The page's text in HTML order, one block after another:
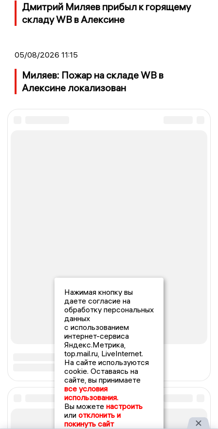
Дмитрий Миляев прибыл к горящему
складу WB в Алексине
05/08/2026 11:15
Миляев: Пожар на складе WB в
Алексине локализован
Нажимая кнопку вы
даете согласие на
обработку персональных
данных
с использованием
интернет-сервиса
Яндекс.Метрика,
top.mail.ru, LiveInternet.
На сайте используются
cookie. Оставаясь на
сайте, вы принимаете
все условия
использования.
Вы можете настроить
или отклонить и
покинуть сайт